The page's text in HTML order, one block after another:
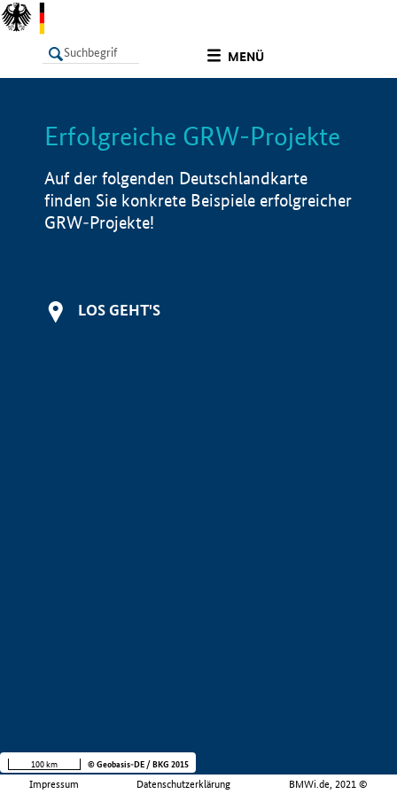
MENÜ
LISTE Info
Erfolgreiche GRW-Projekte
Auf der folgenden Deutschlandkarte
finden Sie konkrete Beispiele erfolgreicher
GRW-Projekte!
LOS GEHT'S
Impressum Datenschutzerklärung BMWi.de, 2021 ©
100 km © Geobasis-DE / BKG 2015